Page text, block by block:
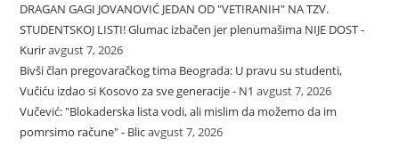
DRAGAN GAGI JOVANOVIĆ JEDAN OD "VETIRANIH" NA TZV.
STUDENTSKOJ LISTI! Glumac izbačen jer plenumašima NIJE DOST -
Kuriravgust 7, 2026
Bivši član pregovaračkog tima Beograda: U pravu su studenti,
Vučiću izdao si Kosovo za sve generacije - N1 avgust 7, 2026
Vučević: "Blokaderska lista vodi, ali mislim da možemo da im
pomrsimo račune" - Blicavgust 7, 2026